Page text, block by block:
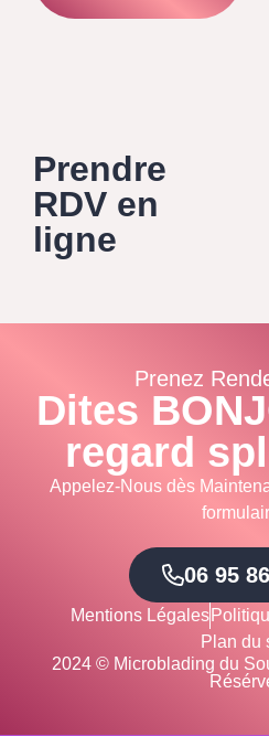
Prendre
RDV en
ligne
Prenez
Dites
regard
Appelez-Nous dès
06 95
Mentions Légales
Plan du
2024 © Microblading du